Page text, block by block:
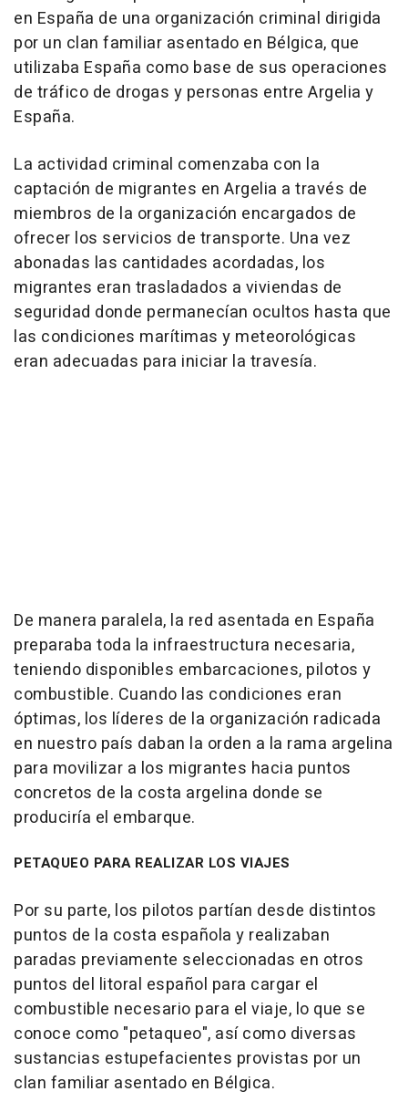
en España de una organización criminal dirigida
por un clan familiar asentado en Bélgica, que
utilizaba España como base de sus operaciones
de tráfico de drogas y personas entre Argelia y
España.
La actividad criminal comenzaba con la
captación de migrantes en Argelia a través de
miembros de la organización encargados de
ofrecer los servicios de transporte. Una vez
abonadas las cantidades acordadas, los
migrantes eran trasladados a viviendas de
seguridad donde permanecían ocultos hasta que
las condiciones marítimas y meteorológicas
eran adecuadas para iniciar la travesía.
De manera paralela, la red asentada en España
preparaba toda la infraestructura necesaria,
teniendo disponibles embarcaciones, pilotos y
combustible. Cuando las condiciones eran
óptimas, los líderes de la organización radicada
en nuestro país daban la orden a la rama argelina
para movilizar a los migrantes hacia puntos
concretos de la costa argelina donde se
produciría el embarque.
PETAQUEO PARA REALIZAR LOS VIAJES
Por su parte, los pilotos partían desde distintos
puntos de la costa española y realizaban
paradas previamente seleccionadas en otros
puntos del litoral español para cargar el
combustible necesario para el viaje, lo que se
conoce como "petaqueo", así como diversas
sustancias estupefacientes provistas por un
clan familiar asentado en Bélgica.